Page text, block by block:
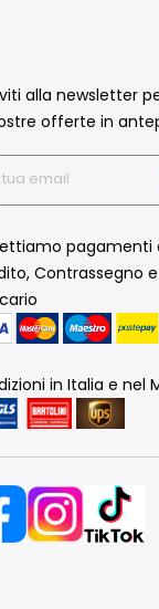
alla newsletter
offerte in
pagamenti
Contrassegno
in Italia e nel